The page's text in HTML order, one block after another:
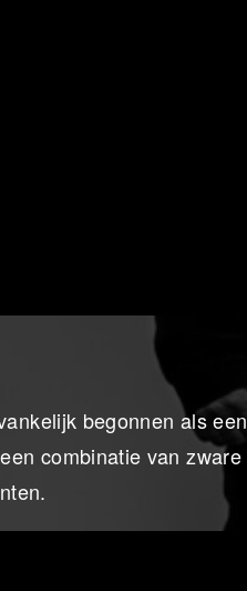
begonnen als een
combinatie van zware